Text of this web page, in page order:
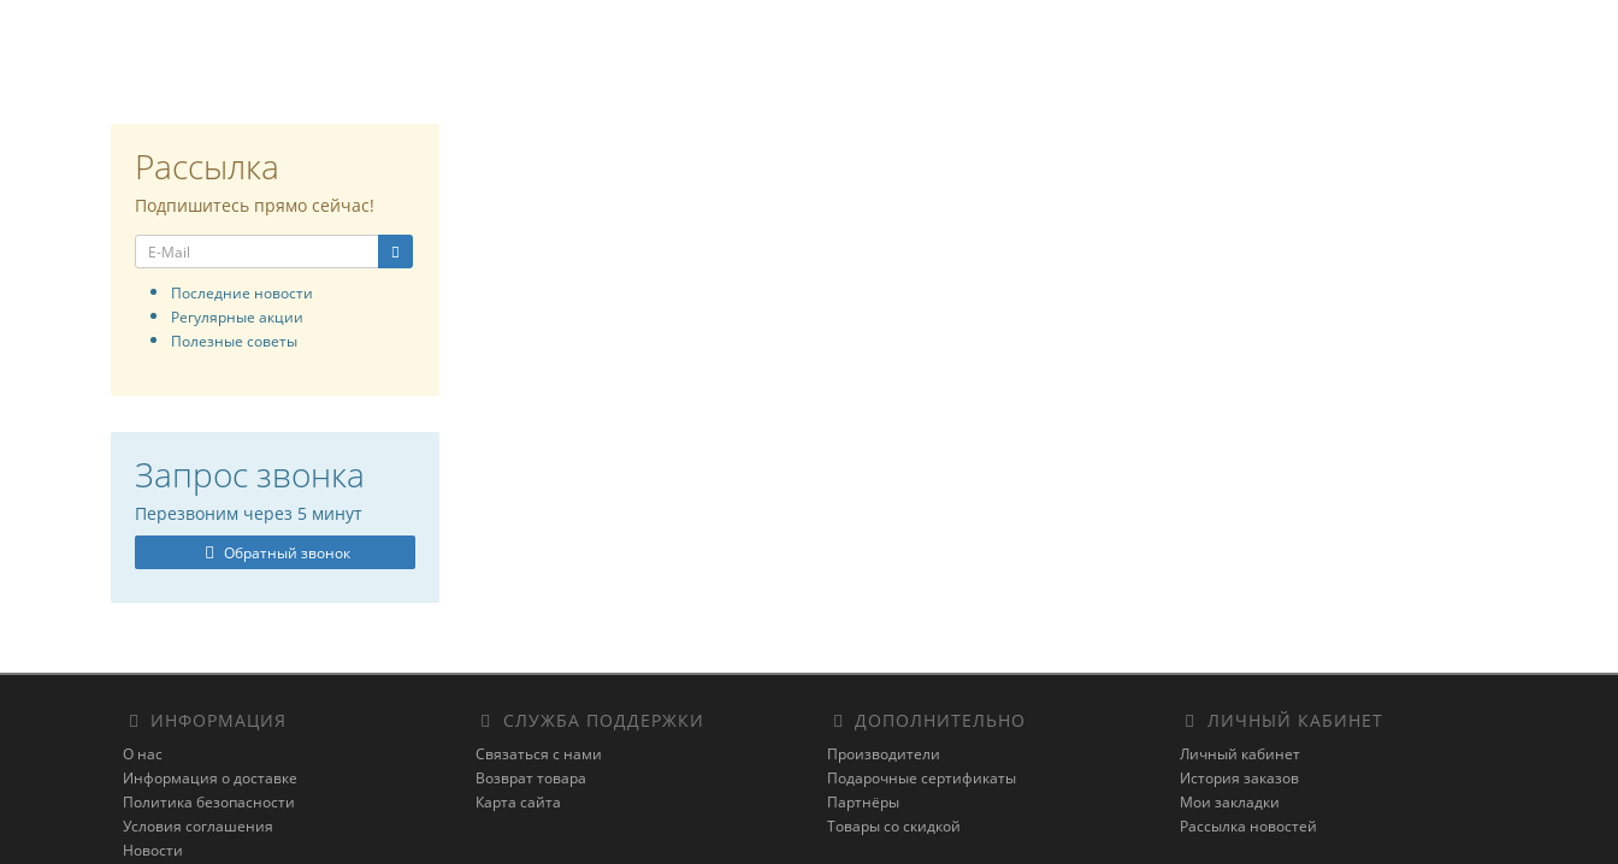
Рассылка
Подпишитесь прямо сейчас!
Последние новости
Регулярные акции
Полезные советы
Запрос звонка
Перезвоним через 5 минут
Обратный звонок
ИНФОРМАЦИЯ
О нас
Информация о доставке
Политика безопасности
Условия соглашения
Новости
СЛУЖБА ПОДДЕРЖКИ
Связаться с нами
Возврат товара
Карта сайта
ДОПОЛНИТЕЛЬНО
Производители
Подарочные сертификаты
Партнёры
Товары со скидкой
ЛИЧНЫЙ КАБИНЕТ
Личный кабинет
История заказов
Мои закладки
Рассылка новостей